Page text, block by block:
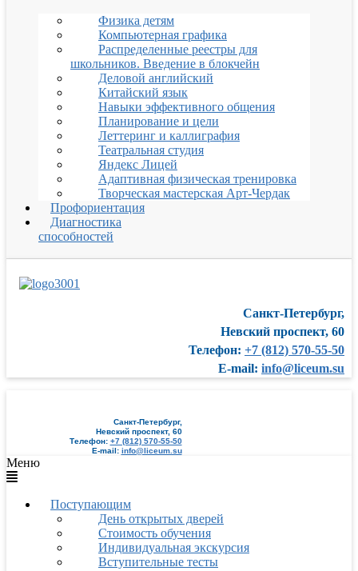
Физика детям
Компьютерная графика
Распределенные реестры для
школьников. Введение в блокчейн
Деловой английский
Китайский язык
Навыки эффективного общения
Планирование и цели
Леттеринг и каллиграфия
Театральная студия
Яндекс Лицей
Адаптивная физическая тренировка
Творческая мастерская Арт-Чердак
Профориентация
Диагностика
способностей
Санкт-Петербург,
Невский проспект, 60
Телефон: +7 (812) 570-55-50
E-mail: info@liceum.su
Санкт-Петербург,
Невский проспект, 60
Телефон: +7 (812) 570-55-50
E-mail: info@liceum.su
Меню
Поступающим
День открытых дверей
Стоимость обучения
Индивидуальная экскурсия
Вступительные тесты